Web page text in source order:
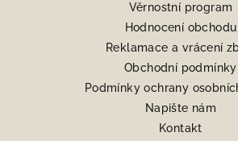
Věrnostní program
Hodnocení obchodu
Reklamace a vrácení
Obchodní podmínky
Podmínky ochrany
Napište nám
Kontakt